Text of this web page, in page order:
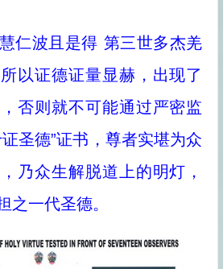
仁波且是得 第三世多杰羌
以证德证量显赫，出现了
否则就不可能通过严密监
圣德”证书，尊者实堪为众
乃众生解脱道上的明灯，
之一代圣德。